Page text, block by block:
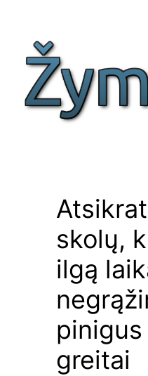
turinio
skolų,
ilgą
greitai